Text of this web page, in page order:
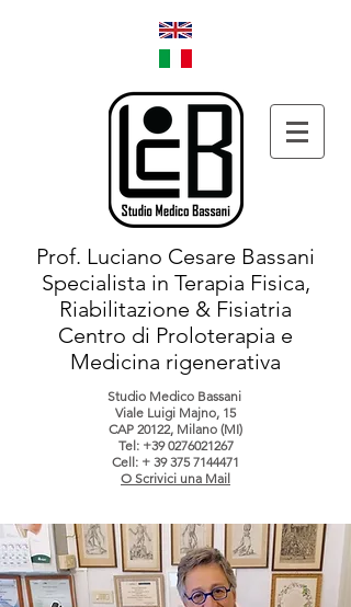
Prof. Luciano Cesare Bassani
Specialista in Terapia Fisica,
Riabilitazione & Fisiatria
Centro di Proloterapia e
Medicina rigenerativa
Studio Medico Bassani
Viale Luigi Majno, 15
CAP 20122, Milano (MI)
Tel: +39 0276021267
Cell: + 39 375 7144471
O Scrivici una Mail